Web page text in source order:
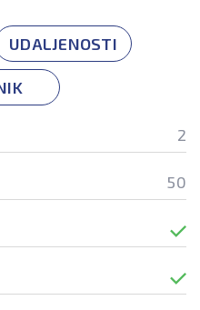
UDALJENOSTI
2
50